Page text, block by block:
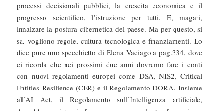
processi decisionali pubblici, la crescita economica e il
progresso scientifico, l’istruzione per tutti. E, magari,
innalzare la postura cibernetica del paese. Ma per questo, si
sa, vogliono regole, cultura tecnologica e finanziamenti. Lo
dice pure uno specchietto di Elena Vaciago a pag.334, dove
ci ricorda che nei prossimi due anni dovremo fare i conti
con nuovi regolamenti europei come DSA, NIS2, Critical
Entities Resilience (CER) e il Regolamento DORA. Insieme
all’AI Act, il Regolamento sull’Intelligenza artificiale,